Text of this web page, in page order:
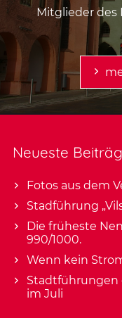
Mitglieder des
Neueste
Fotos aus dem
Stadführung
Die früheste
990/1000.
Wenn kein
Stadtführungen
im Juli